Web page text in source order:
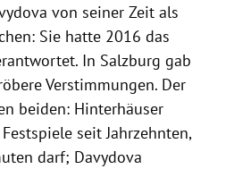
von seiner Zeit als
Sie hatte 2016 das
In Salzburg gab
Verstimmungen. Der
beiden: Hinterhäuser
seit Jahrzehnten,
darf; Davydova